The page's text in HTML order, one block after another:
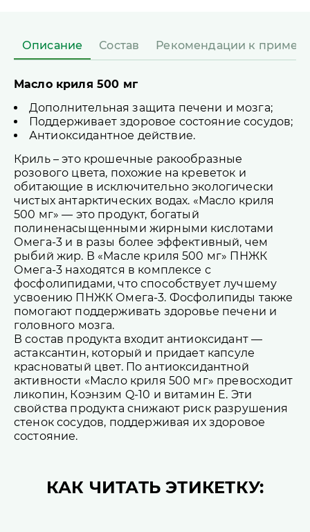
Описание Состав Рекомендации к
Масло криля 500 мг
Дополнительная защита печени и мозга;
Поддерживает здоровое состояние сосудов;
Антиоксидантное действие.
Криль – это крошечные ракообразные
розового цвета, похожие на креветок и
обитающие в исключительно экологически
чистых антарктических водах. «Масло криля
500 мг» — это продукт, богатый
полиненасыщенными жирными кислотами
Омега-3 и в разы более эффективный, чем
рыбий жир. В «Масле криля 500 мг» ПНЖК
Омега-3 находятся в комплексе с
фосфолипидами, что способствует лучшему
усвоению ПНЖК Омега-3. Фосфолипиды также
помогают поддерживать здоровье печени и
головного мозга.
В состав продукта входит антиоксидант —
астаксантин, который и придает капсуле
красноватый цвет. По антиоксидантной
активности «Масло криля 500 мг» превосходит
ликопин, Коэнзим Q-10 и витамин Е. Эти
свойства продукта снижают риск разрушения
стенок сосудов, поддерживая их здоровое
состояние.
КАК ЧИТАТЬ ЭТИКЕТКУ: